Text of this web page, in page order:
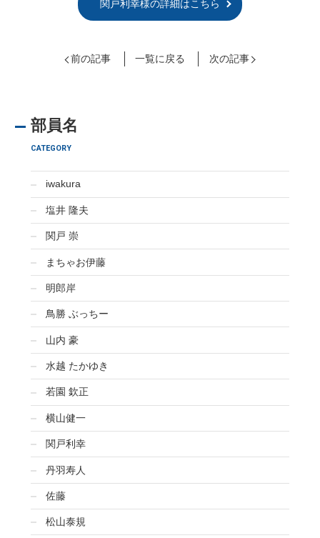
関戸利幸様の詳細はこちら
前の記事 一覧に戻る 次の記事
部員名
CATEGORY
iwakura
塩井 隆夫
関戸 崇
まちゃお伊藤
明郎岸
鳥勝 ぶっちー
山内 豪
水越 たかゆき
若園 欽正
横山健一
関戸利幸
丹羽寿人
佐藤
松山泰規